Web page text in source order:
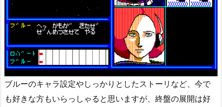
ブルーのキャラ設定やしっかりとしたストーリなど、今で
も好きな方もいらっしゃると思いますが、終盤の展開は好